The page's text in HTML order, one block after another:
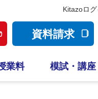
Kitazoロ
資料請求
業料 模試・講